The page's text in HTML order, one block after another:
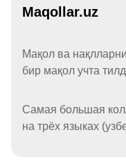
Maqollar.uz
Мақол ва
бир мақол учта
Самая большая
на трёх языках